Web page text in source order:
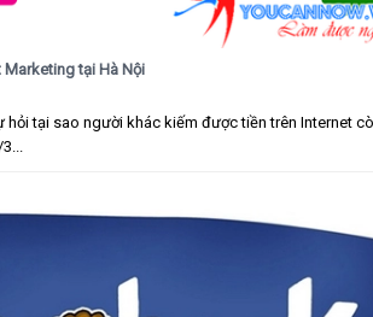
Marketing tại Hà Nội
hỏi tại sao người khác kiếm được tiền trên Internet